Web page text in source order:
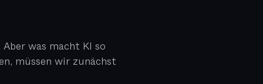
was macht KI so
müssen wir zunächst